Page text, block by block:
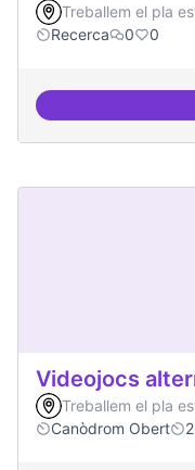
Treballem el pla
Recerca
0 0
Videojocs
Treballem el pla
Canòdrom Obert